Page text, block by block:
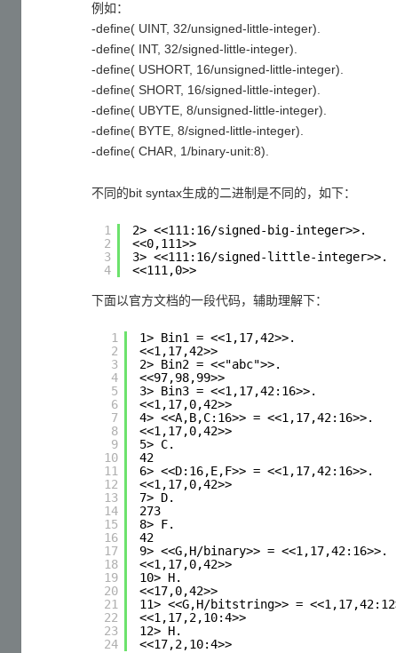
例如：
-define( UINT, 32/unsigned-little-integer).
-define( INT, 32/signed-little-integer).
-define( USHORT, 16/unsigned-little-integer).
-define( SHORT, 16/signed-little-integer).
-define( UBYTE, 8/unsigned-little-integer).
-define( BYTE, 8/signed-little-integer).
-define( CHAR, 1/binary-unit:8).
不同的bit syntax生成的二进制是不同的，如下：
1
2
3
4
2> <<111:16/signed-big-integer>>.
<<0,111>>
3> <<111:16/signed-little-integer>>.
<<111,0>>
下面以官方文档的一段代码，辅助理解下：
1
2
3
4
5
6
7
8
9
10
11
12
13
14
15
16
17
18
19
20
21
22
23
24
1> Bin1 = <<1,17,42>>.
<<1,17,42>>
2> Bin2 = <<"abc">>.
<<97,98,99>>
3> Bin3 = <<1,17,42:16>>.
<<1,17,0,42>>
4> <<A,B,C:16>> = <<1,17,42:16>>.
<<1,17,0,42>>
5> C.
42
6> <<D:16,E,F>> = <<1,17,42:16>>.
<<1,17,0,42>>
7> D.
273
8> F.
42
9> <<G,H/binary>> = <<1,17,42:16>>.
<<1,17,0,42>>
10> H.
<<17,0,42>>
11> <<G,H/bitstring>> =
<<1,17,2,10:4>>
12> H.
<<17,2,10:4>>